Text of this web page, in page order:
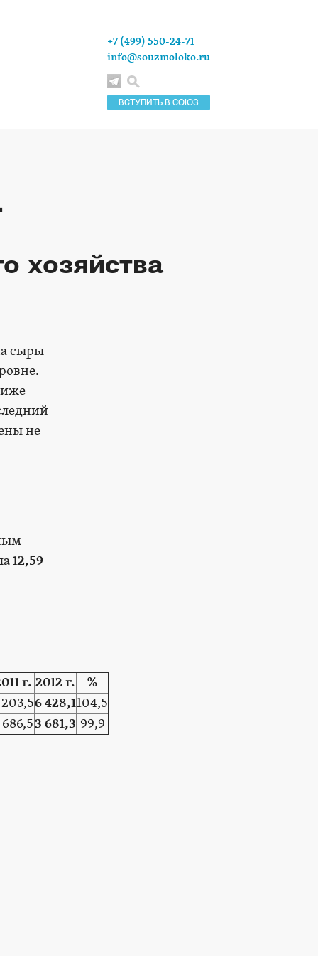
ВСТУПИТЬ В СОЮЗ
+7 (499) 550-24-71
info@souzmoloko.ru
хозяйства
сыры
не
12,59
г. 2012 г.
%
6 428,1104,5
3 681,3 99,9